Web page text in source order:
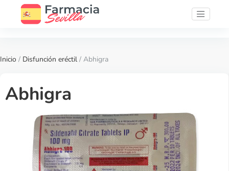
Inicio / Disfunción eréctil / Abhigra
Abhigra